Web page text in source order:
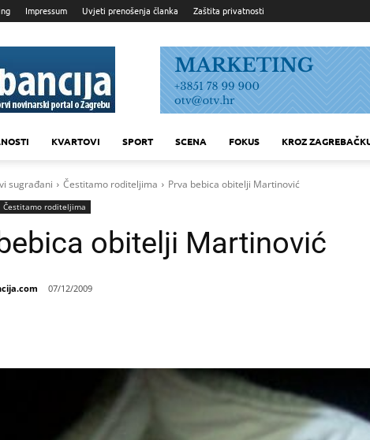
Impressum Uvjeti prenošenja članka Zaštita privatnosti
Zagrebancija
KVARTOVI SPORT SCENA FOKUS KROZ
sugrađani Čestitamo roditeljima Prva bebica obitelji Martinović
Čestitamo roditeljima
obitelji Martinović
07/12/2009